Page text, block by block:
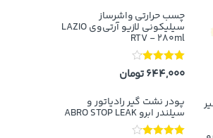
چسب حرارتی واشرساز
سیلیکونی لازیو آر‌تی‌وی LAZIO
RTV - 280ml
نمره4.00
644,000تومان
پودر نشت گیر رادیاتور و
سیلندر ابرو ABRO STOP LEAK